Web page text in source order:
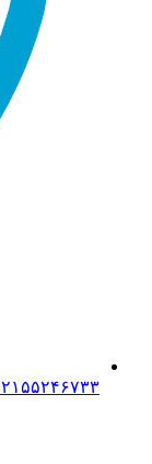
۲۱۵۵۲۴۶۷۳۳ ۹۸+